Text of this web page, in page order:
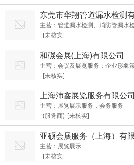
东莞市华翔管道漏水检测
主营：管道漏水检测、消防管漏水
水管查漏检测
[未核实]
和碳会展(上海)有限公司
主营：会议及展览服务；企业形象
[未核实]
上海沛鑫展览服务有限公司
主营：展览展示服务，会务服务
(服务商) [未核实]
亚硕会展服务（上海）有
主营：展览展示
[未核实]